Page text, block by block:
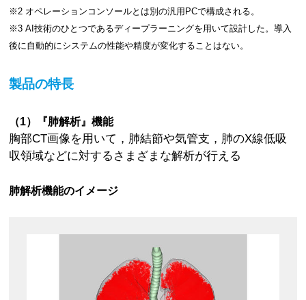
※2 オペレーションコンソールとは別の汎用PCで構成される。
※3 AI技術のひとつであるディープラーニングを用いて設計した。導入
後に自動的にシステムの性能や精度が変化することはない。
製品の特長
（1）『肺解析』機能
胸部CT画像を用いて，肺結節や気管支，肺のX線低吸
収領域などに対するさまざまな解析が行える
肺解析機能のイメージ